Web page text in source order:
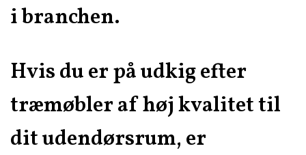
i branchen.
Hvis du er på udkig efter
træmøbler af høj kvalitet til
dit udendørsrum, er